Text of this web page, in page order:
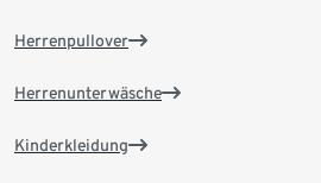
Herrenpullover
Herrenunterwäsche
Kinderkleidung